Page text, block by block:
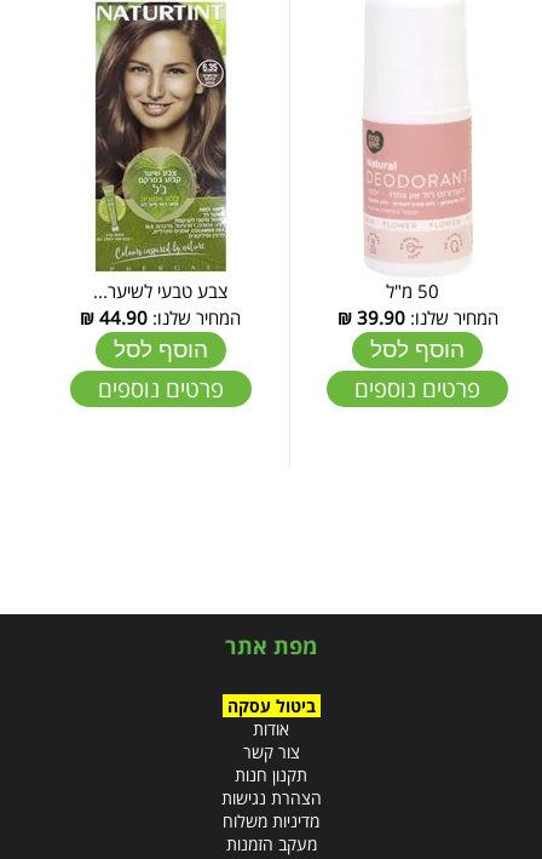
המחיר שלנו:39.90
₪
הוסף לסל
פרטים נוספים
צבע טבעי לשיער...
המחיר שלנו: 44.90
₪
הוסף לסל
פרטים נוספים
מפת אתר
ביטול עסקה
אודות
צור קשר
תקנון חנות
הצהרת נגישות
מדיניות משלוח
מעקב הזמנות